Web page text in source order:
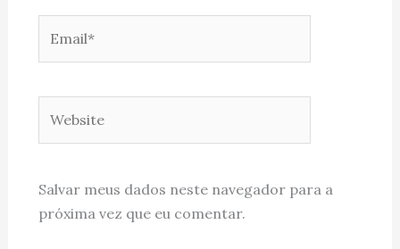
Salvar meus dados neste navegador para a
próxima vez que eu comentar.